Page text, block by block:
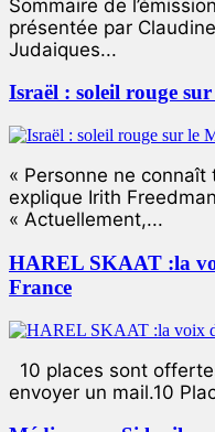
Sommaire de
présentée par
Judaiques...
Israël : soleil rouge
« Personne ne
explique Irith
« Actuellement,...
HAREL SKAAT :la
France
10 places sont
envoyer un mail.10